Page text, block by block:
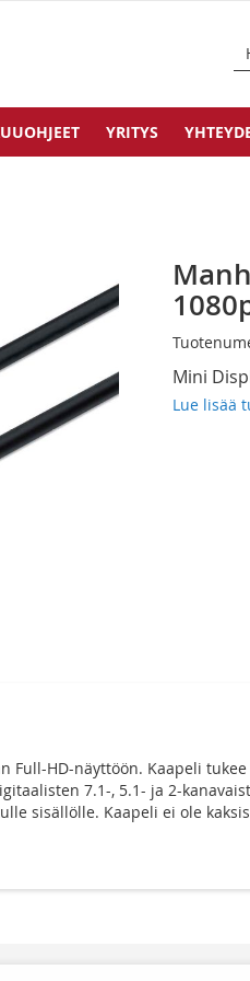
YRITYS
Mini
Lue lisää
Full-HD-näyttöön. Kaapeli tukee
7.1-, 5.1- ja 2-
sisällölle. Kaapeli ei ole